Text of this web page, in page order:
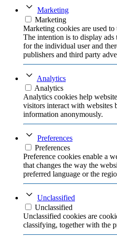
Marketing
Marketing
Marketing cookies are used
The intention is to display ads
for the individual user and
publishers and third party
Analytics
Analytics
Analytics cookies help
visitors interact with websites
information anonymously.
Preferences
Preferences
Preference cookies enable a
that changes the way the
preferred language or the
Unclassified
Unclassified
Unclassified cookies are
classifying, together with the